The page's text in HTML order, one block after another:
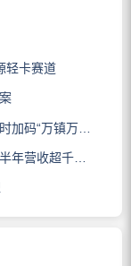
轻卡赛道
“万镇万店”？
星炭黑斩获欧洲近万吨订单